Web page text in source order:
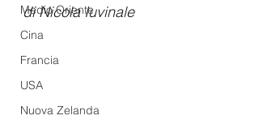
Medio Oriente
Cina
Francia
USA
Nuova Zelanda
di Nicola Iuvinale